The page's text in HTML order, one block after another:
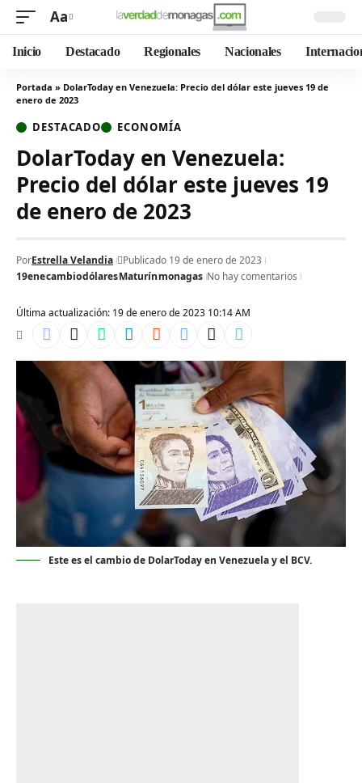
Aa
Inicio Destacado Regionales Nacionales
Portada » DolarToday en Venezuela: Precio del dólar este jueves 19 de
enero de 2023
DESTACADO ECONOMÍA
DolarToday en Venezuela:
Precio del dólar este jueves 19
de enero de 2023
Última actualización: 19 de enero de 2023 10:14 AM
PorEstrella Velandia
Publicado 19 de enero de 2023
19enecambiodólaresMaturínmonagas No hay comentarios
Este es el cambio de DolarToday en Venezuela y el BCV.